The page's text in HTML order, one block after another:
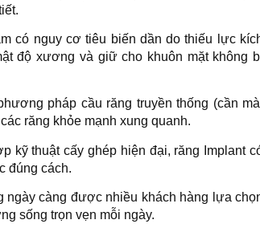
có nguy cơ tiêu biến dần do thiếu lực
độ xương và giữ cho khuôn mặt không
pháp cầu răng truyền thống (cần
răng khỏe mạnh xung quanh.
kỹ thuật cấy ghép hiện đại, răng Implant
đúng cách.
ngày càng được nhiều khách hàng lựa
sống trọn vẹn mỗi ngày.